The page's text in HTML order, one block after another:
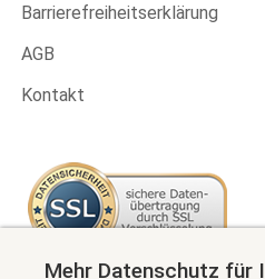
Barrierefreiheitserklärung
AGB
Kontakt
Mehr Datenschutz für